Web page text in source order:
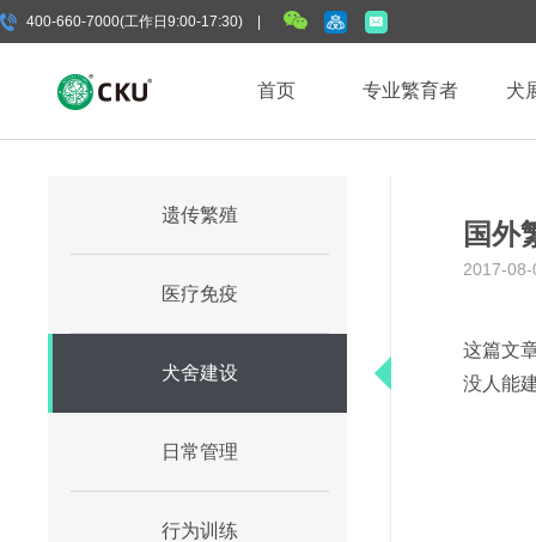
400-660-7000(工作日9:00-17:30) |
首页 专业繁育者 犬
遗传繁殖
医疗免疫
犬舍建设
日常管理
行为训练
国外
2017-
这篇文
没人能